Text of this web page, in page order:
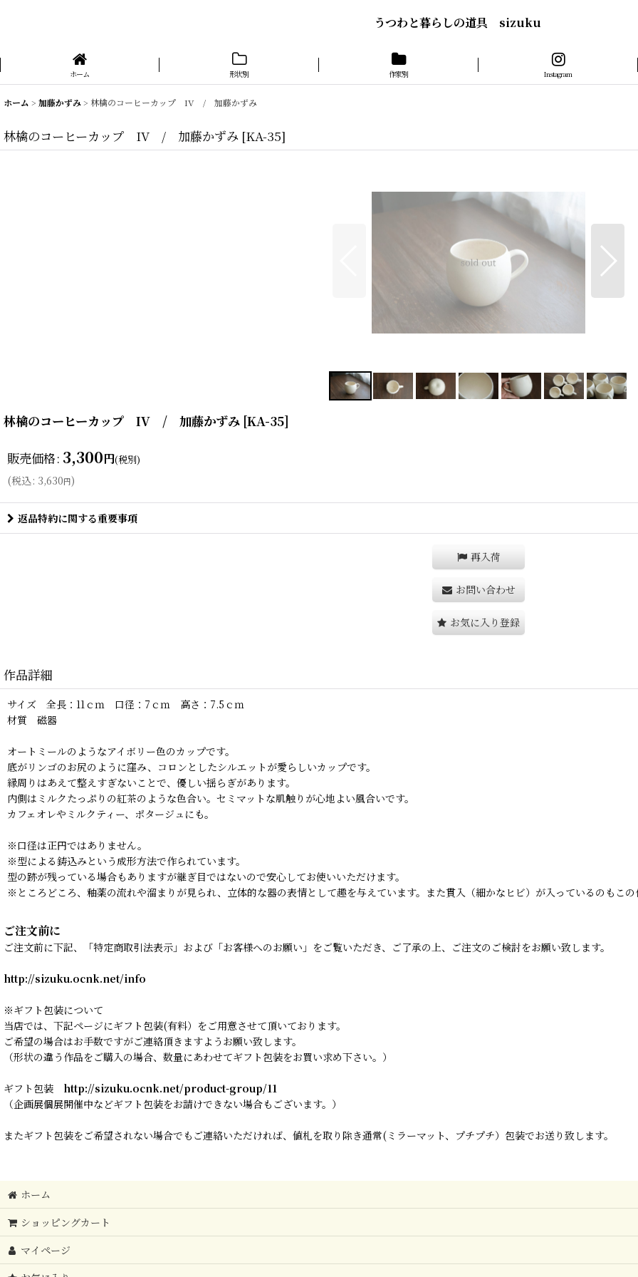
うつわと暮らしの道具 sizuku
ホーム 形状別 作家別 Instagram
ホーム > 加藤かずみ> 林檎のコーヒーカップ IV / 加藤かずみ
林檎のコーヒーカップ IV / 加藤かずみ [KA-35]
林檎のコーヒーカップ IV / 加藤かずみ [KA-35]
販売価格: 3,300円(税別)
(税込: 3,630円)
返品特約に関する重要事項
再入荷
お問い合わせ
お気に入り登録
作品詳細
サイズ 全長：11ｃｍ 口径：7ｃｍ 高さ：7.5ｃｍ
材質 磁器
オートミールのようなアイボリー色のカップです。
底がリンゴのお尻のように窪み、コロンとしたシルエットが愛らしいカップです。
縁周りはあえて整えすぎないことで、優しい揺らぎがあります。
内側はミルクたっぷりの紅茶のような色合い。セミマットな肌触りが心地よい風合いです。
カフェオレやミルクティー、ポタージュにも。
※口径は正円ではありません。
※型による鋳込みという成形方法で作られています。
型の跡が残っている場合もありますが継ぎ目ではないので安心してお使いいただけます。
※ところどころ、釉薬の流れや溜まりが見られ、立体的な器の表情として趣を与えています。また貫入（細かなヒビ）が入っているのもこの
ご注文前に
ご注文前に下記、「特定商取引法表示」および「お客様へのお願い」をご覧いただき、ご了承の上、ご注文のご検討をお願い致します。
http://sizuku.ocnk.net/info
※ギフト包装について
当店では、下記ページにギフト包装(有料）をご用意させて頂いております。
ご希望の場合はお手数ですがご連絡頂きますようお願い致します。
（形状の違う作品をご購入の場合、数量にあわせてギフト包装をお買い求め下さい。）
ギフト包装 http://sizuku.ocnk.net/product-group/11
（企画展個展開催中などギフト包装をお請けできない場合もございます。）
またギフト包装をご希望されない場合でもご連絡いただければ、値札を取り除き通常(ミラーマット、プチプチ）包装でお送り致します。
ホーム
ショッピングカート
マイページ